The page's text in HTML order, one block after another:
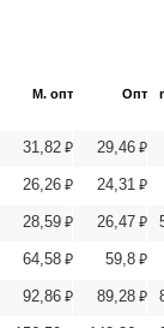
М. опт Опт
31,82 ⃏ 29,46 ⃏
26,26 ⃏ 24,31 ⃏
28,59 ⃏ 26,47 ⃏
64,58 ⃏ 59,8 ⃏
92,86 ⃏ 89,28 ⃏